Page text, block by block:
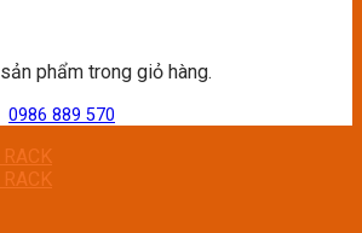
phẩm trong giỏ hàng.
0986 889 570